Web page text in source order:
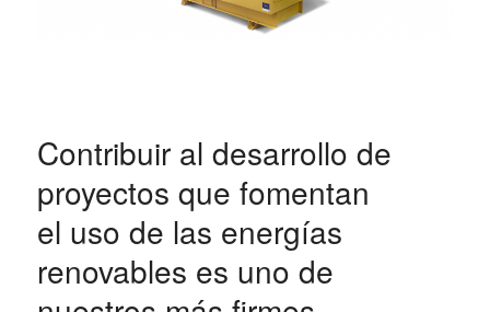
Contribuir al desarrollo de
proyectos que fomentan
el uso de las energías
renovables es uno de